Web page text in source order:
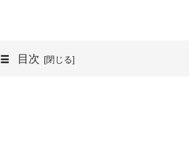
目次